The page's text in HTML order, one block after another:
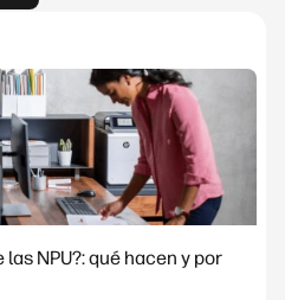
NPU?: qué hacen y por